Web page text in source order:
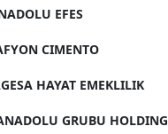
EFES
CIMENTO
HAYAT EMEKLILIK
GRUBU HOLDING